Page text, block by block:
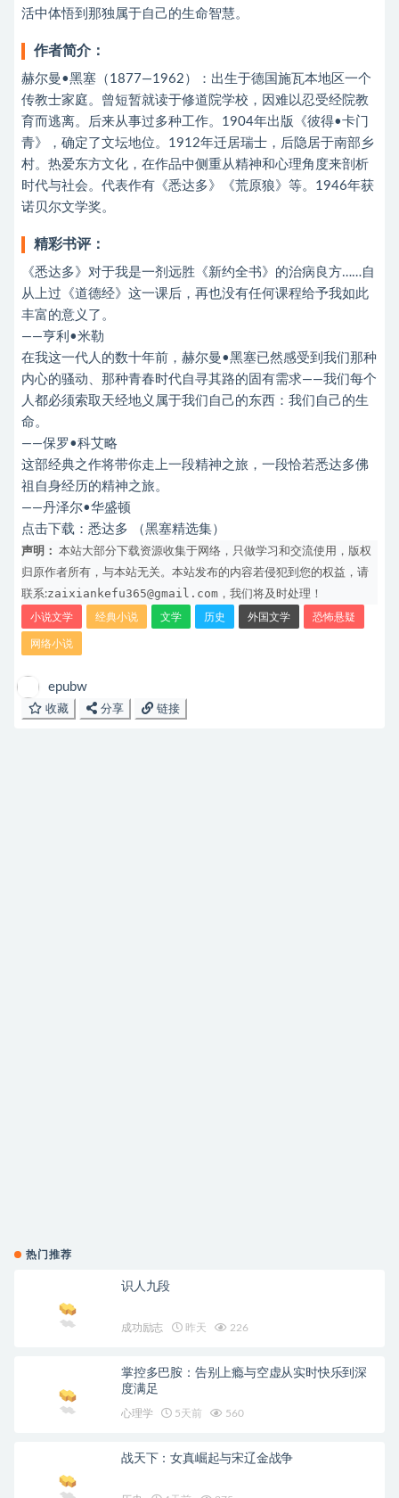
活中体悟到那独属于自己的生命智慧。
作者简介：
赫尔曼•黑塞（1877—1962）：出生于德国施瓦本地区一个
传教士家庭。曾短暂就读于修道院学校，因难以忍受经院教
育而逃离。后来从事过多种工作。1904年出版《彼得•卡门
青》，确定了文坛地位。1912年迁居瑞士，后隐居于南部乡
村。热爱东方文化，在作品中侧重从精神和心理角度来剖析
时代与社会。代表作有《悉达多》《荒原狼》等。1946年获
诺贝尔文学奖。
精彩书评：
《悉达多》对于我是一剂远胜《新约全书》的治病良方……自
从上过《道德经》这一课后，再也没有任何课程给予我如此
丰富的意义了。
——亨利•米勒
在我这一代人的数十年前，赫尔曼•黑塞已然感受到我们那种
内心的骚动、那种青春时代自寻其路的固有需求——我们每个
人都必须索取天经地义属于我们自己的东西：我们自己的生
命。
——保罗•科艾略
这部经典之作将带你走上一段精神之旅，一段恰若悉达多佛
祖自身经历的精神之旅。
——丹泽尔•华盛顿
点击下载： 悉达多 （黑塞精选集）
声明：
本站大部分下载资源收集于网络，只做学习和交流使用，版权
归原作者所有，与本站无关。本站发布的内容若侵犯到您的权益，请
联系:zaixiankefu365@gmail.com ，我们将及时处理！
小说文学 经典小说 文学 历史 外国文学 恐怖悬疑
网络小说
epubw
收藏
分享 链接
热门推荐
识人九段
成功励志 昨天 226
掌控多巴胺：告别上瘾与空虚从实时快乐到深
度满足
心理学 5天前 560
战天下：女真崛起与宋辽金战争